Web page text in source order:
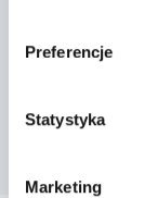
Preferencje
Statystyka
Marketing